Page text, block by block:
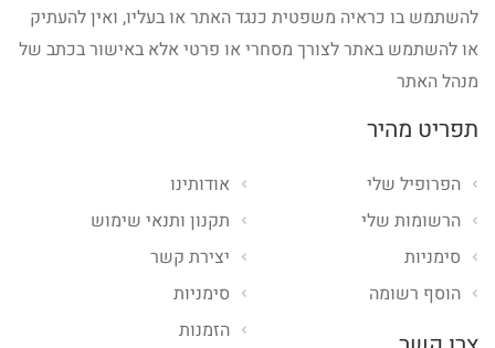
להשתמש בו כראיה משפטית כנגד האתר או בעליו, ואין להעתיק
או להשתמש באתר לצורך מסחרי או פרטי אלא באישור בכתב של
מנהל האתר
תפריט מהיר
אודותינו
תקנון ותנאי שימוש
יצירת קשר
סימניות
הזמנות
הפרופיל שלי
הרשומות שלי
סימניות
הוסף רשומה